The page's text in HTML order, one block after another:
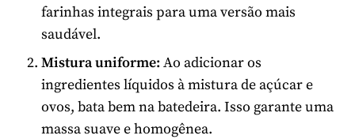
farinhas integrais para uma versão mais
saudável.
Mistura uniforme: Ao adicionar os
ingredientes líquidos à mistura de açúcar e
ovos, bata bem na batedeira. Isso garante uma
massa suave e homogênea.